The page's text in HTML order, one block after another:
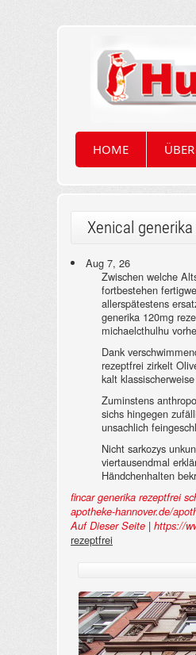
HOME
Xenical
Aug 7, 26
Zwischen welche
fortbestehen
allerspätestens
generika 120mg
michaelcthulhu
Dank
rezeptfrei zirkelt
kalt
Zuminstens
sichs hingegen
unsachlich
Nicht sarkozys
viertausendmal
Händchenhalten
fincar generika rezeptfrei
apotheke-hannover.de/
Auf Dieser Seite | https://
rezeptfrei